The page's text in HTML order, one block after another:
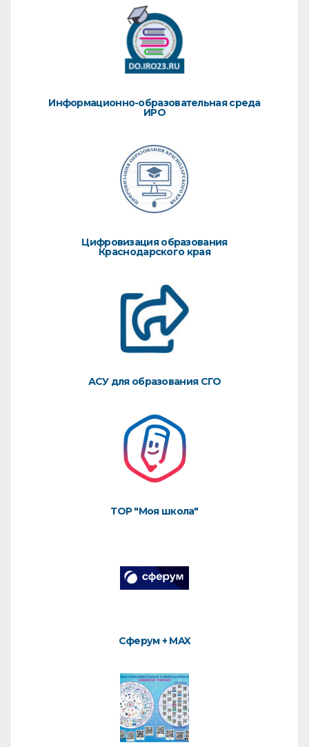
Информационно-образовательная среда
ИРО
Цифровизация образования
Краснодарского края
АСУ для образования СГО
ТОР "Моя школа"
Сферум + MAX